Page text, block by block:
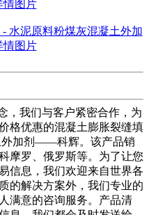
，我们与客户紧密合作，为
格优惠的混凝土膨胀裂缝填
加剂——科辉。该产品销
摩罗、俄罗斯等。为了让您
信息，我们欢迎来自世界各
的解决方案外，我们专业的
满意的咨询服务。产品清